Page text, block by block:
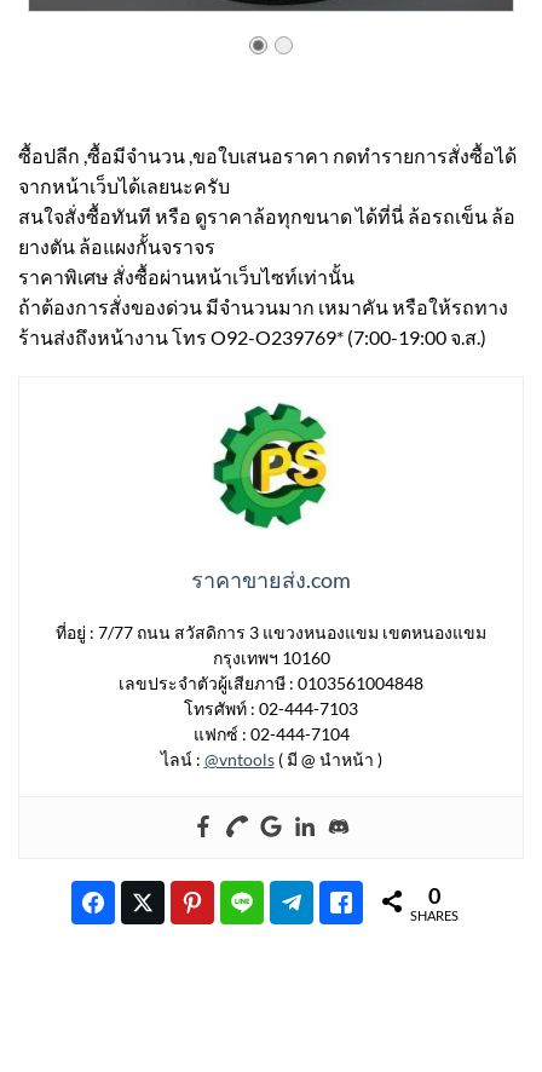
ซื้อปลีก ,ซื้อมีจำนวน ,ขอใบเสนอราคา กดทำรายการสั่งซื้อได้
จากหน้าเว็บได้เลยนะครับ
สนใจสั่งซื้อทันที หรือ ดูราคาล้อทุกขนาด ได้ที่นี่ ล้อรถเข็น ล้อ
ยางตัน ล้อแผงกั้นจราจร
ราคาพิเศษ สั่งซื้อผ่านหน้าเว็บไซท์เท่านั้น
ถ้าต้องการสั่งของด่วน มีจำนวนมาก เหมาคัน หรือให้รถทาง
ร้านส่งถึงหน้างาน โทร O92-O239769* (7:00-19:00 จ.ส.)
ราคาขายส่ง.com
ที่อยู่ : 7/77 ถนน สวัสดิการ 3 แขวงหนองแขม เขตหนองแขม
กรุงเทพฯ 10160
เลขประจำตัวผู้เสียภาษี : 0103561004848
โทรศัพท์ : 02-444-7103
แฟกซ์ : 02-444-7104
ไลน์ : @vntools( มี @ นำหน้า )
0
SHARES